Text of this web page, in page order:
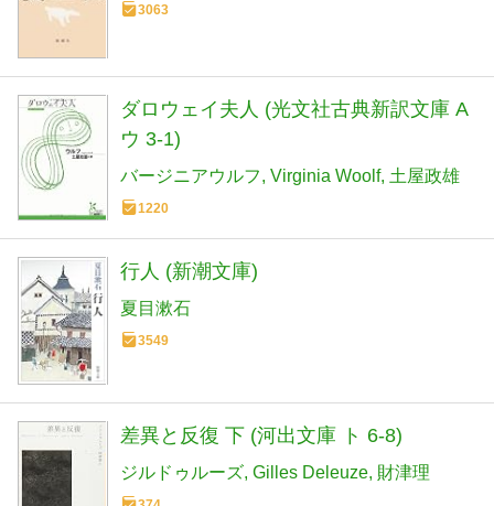
3063
ダロウェイ夫人 (光文社古典新訳文庫 A
ウ 3-1)
バージニアウルフ Virginia Woolf 土屋政雄
1220
行人 (新潮文庫)
夏目漱石
3549
差異と反復 下 (河出文庫 ト 6-8)
ジルドゥルーズ Gilles Deleuze 財津理